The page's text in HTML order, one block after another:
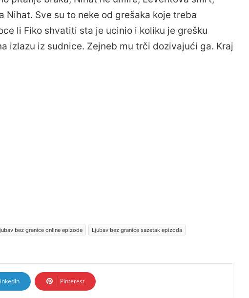
Nihat. Sve su to neke od grešaka koje treba
li Fiko shvatiti sta je ucinio i koliku je grešku
izlazu iz sudnice. Zejneb mu trči dozivajući ga. Kraj
bez granice online epizode
Ljubav bez granice sazetak epizoda
Pinterest